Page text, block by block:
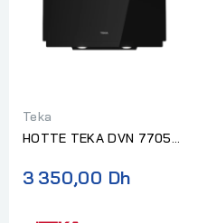
Teka
HOTTE TEKA DVN 77050
3 350,00 Dh